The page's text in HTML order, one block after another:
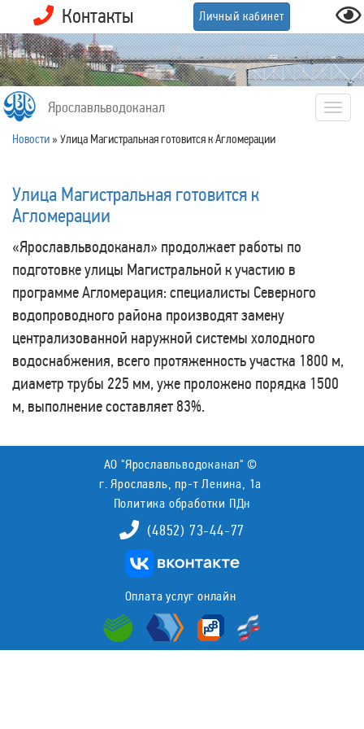
Контакты Личный кабинет
Ярославльводоканал
Новости » Улица Магистральная готовится к Агломерации
Улица Магистральная готовится к
Агломерации
«Ярославльводоканал» продолжает работы по
подготовке улицы Магистральной к участию в
программе Агломерация: специалисты Северного
водопроводного района производят замену
централизованной наружной системы холодного
водоснабжения, всего протяженность участка 1800 м,
диаметр трубы 225 мм, уже проложено порядка 1500
м, выполнение составляет 83%.
АО "Ярославльводоканал" ©
г. Ярославль, пр-т Ленина, 1а
Политика обработки ПДн
(4852) 73-44-77
Оплата услуг онлайн